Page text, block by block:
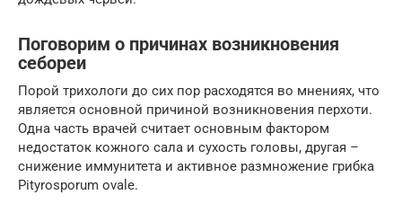
Поговорим о причинах возникновения
себореи
Порой трихологи до сих пор расходятся во мнениях, что
является основной причиной возникновения перхоти.
Одна часть врачей считает основным фактором
недостаток кожного сала и сухость головы, другая –
снижение иммунитета и активное размножение грибка
Pityrosporum ovale.